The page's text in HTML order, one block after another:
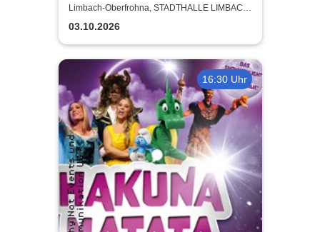
von Uta Bresan
Limbach-Oberfrohna, STADTHALLE LIMBACH-
OBERFROHNA
03.10.2026
16:30 Uhr